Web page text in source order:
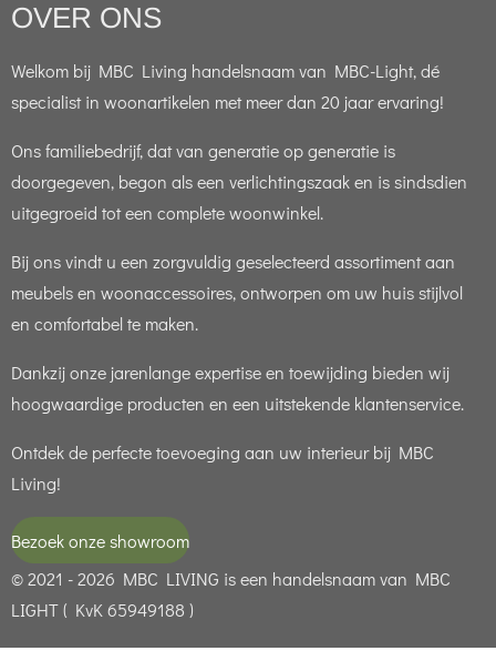
OVER ONS
Welkom bij MBC Living handelsnaam van MBC-Light, dé
specialist in woonartikelen met meer dan 20 jaar ervaring!
Ons familiebedrijf, dat van generatie op generatie is
doorgegeven, begon als een verlichtingszaak en is sindsdien
uitgegroeid tot een complete woonwinkel.
Bij ons vindt u een zorgvuldig geselecteerd assortiment aan
meubels en woonaccessoires, ontworpen om uw huis stijlvol
en comfortabel te maken.
Dankzij onze jarenlange expertise en toewijding bieden wij
hoogwaardige producten en een uitstekende klantenservice.
Ontdek de perfecte toevoeging aan uw interieur bij MBC
Living!
Bezoek onze showroom
© 2021 - 2026 MBC LIVING is een handelsnaam van MBC
LIGHT ( KvK 65949188 )